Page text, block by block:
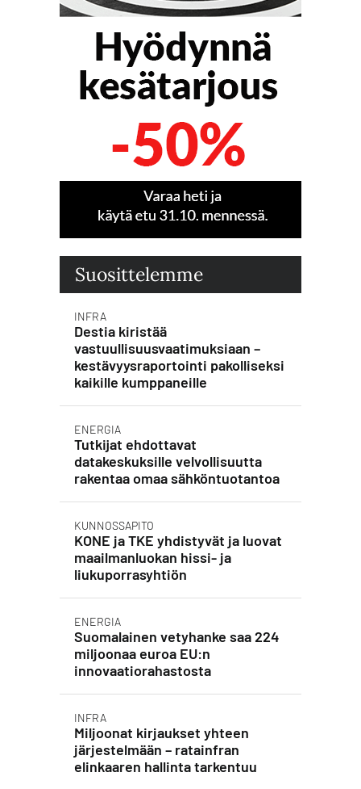
Suosittelemme
INFRA
Destia kiristää
vastuullisuusvaatimuksiaan –
kestävyysraportointi pakolliseksi
kaikille kumppaneille
ENERGIA
Tutkijat ehdottavat
datakeskuksille velvollisuutta
rakentaa omaa sähköntuotantoa
KUNNOSSAPITO
KONE ja TKE yhdistyvät ja luovat
maailmanluokan hissi- ja
liukuporrasyhtiön
ENERGIA
Suomalainen vetyhanke saa 224
miljoonaa euroa EU:n
innovaatiorahastosta
INFRA
Miljoonat kirjaukset yhteen
järjestelmään – ratainfran
elinkaaren hallinta tarkentuu